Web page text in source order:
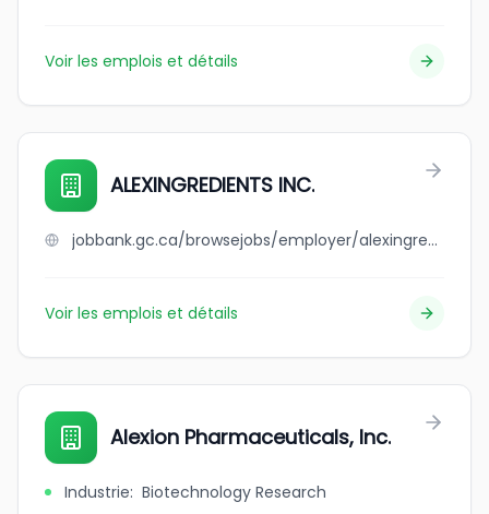
Voir les emplois et détails
ALEXINGREDIENTS INC.
jobbank.gc.ca/browsejobs/employer/alexingredients+inc./ca
Voir les emplois et détails
Alexion Pharmaceuticals, Inc.
Industrie: Biotechnology Research